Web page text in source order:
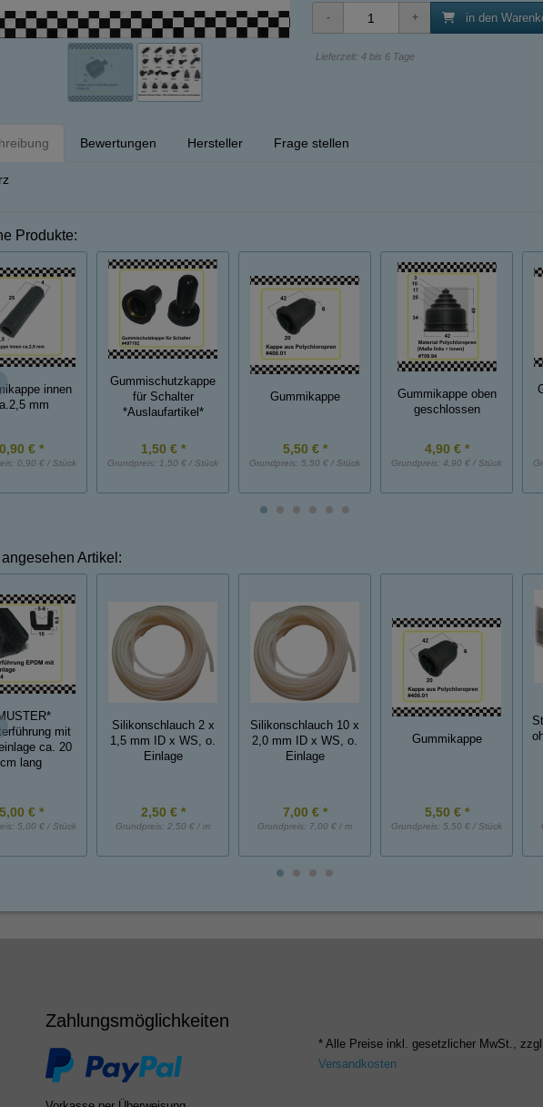
in den
Lieferzeit: 4 bis 6 Tage
Bewertungen Hersteller Frage stellen
Produkte:
innen
mm
0,90 € *
0,90 € / Stück
Gummischutzkappe
für Schalter
*Auslaufartikel*
1,50 € *
Grundpreis: 1,50 € / Stück
Gummikappe
5,50 € *
Grundpreis: 5,50 € / Stück
Gummikappe oben
geschlossen
4,90 € *
Grundpreis: 4,90 € / Stück
Artikel:
mit
ca. 20
cm lang
5,00 € *
5,00 € / Stück
Silikonschlauch 2 x
1,5 mm ID x WS, o.
Einlage
2,50 € *
Grundpreis: 2,50 € / m
Silikonschlauch 10 x
2,0 mm ID x WS, o.
Einlage
7,00 € *
Grundpreis: 7,00 € / m
Gummikappe
5,50 € *
Grundpreis: 5,50 € / Stück
Zahlungsmöglichkeiten
* Alle Preise inkl. gesetzlicher MwSt.,
Versandkosten